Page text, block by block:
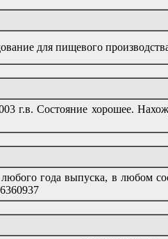
для пищевого
г.в. Состояние хорошее.
года выпуска, в любом